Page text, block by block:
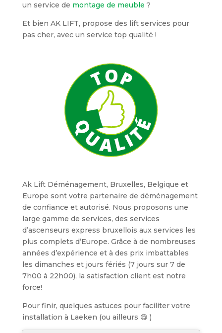
un service de montage de meuble ?
Et bien AK LIFT, propose des lift services pour
pas cher, avec un service top qualité !
Ak Lift Déménagement, Bruxelles, Belgique et
Europe sont votre partenaire de déménagement
de confiance et autorisé. Nous proposons une
large gamme de services, des services
d’ascenseurs express bruxellois aux services les
plus complets d’Europe. Grâce à de nombreuses
années d’expérience et à des prix imbattables
les dimanches et jours fériés (7 jours sur 7 de
7h00 à 22h00), la satisfaction client est notre
force!
Pour finir, quelques astuces pour faciliter votre
installation à Laeken (ou ailleurs 😋 )